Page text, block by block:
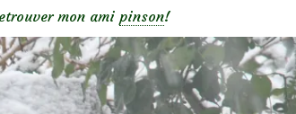
mon ami pinson!